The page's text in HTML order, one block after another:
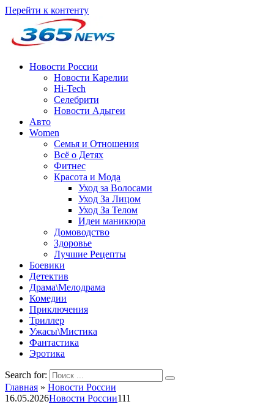
Перейти к контенту
Новости России
Новости Карелии
Hi-Tech
Селебрити
Новости Адыгеи
Авто
Women
Семья и Отношения
Всё о Детях
Фитнес
Красота и Мода
Уход за Волосами
Уход За Лицом
Уход За Телом
Идеи маникюра
Домоводство
Здоровье
Лучшие Рецепты
Боевики
Детектив
Драма\Мелодрама
Комедии
Приключения
Триллер
Ужасы\Мистика
Фантастика
Эротика
Search for:
Главная » Новости России
16.05.2026Новости России111